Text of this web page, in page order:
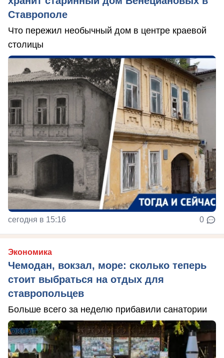
Ставрополе
Что пережил необычный дом в центре краевой
столицы
сегодня в 15:16 0
Экономика
Чемодан, вокзал, море: сколько теперь
стоит выбраться на отдых для
ставропольцев
Больше всего за неделю прибавили санатории